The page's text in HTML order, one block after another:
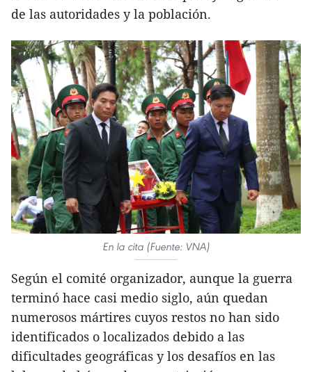
de las autoridades y la población.
En la cita (Fuente: VNA)
Según el comité organizador, aunque la guerra
terminó hace casi medio siglo, aún quedan
numerosos mártires cuyos restos no han sido
identificados o localizados debido a las
dificultades geográficas y los desafíos en las